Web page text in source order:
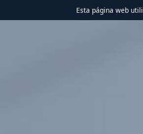
Esta página web